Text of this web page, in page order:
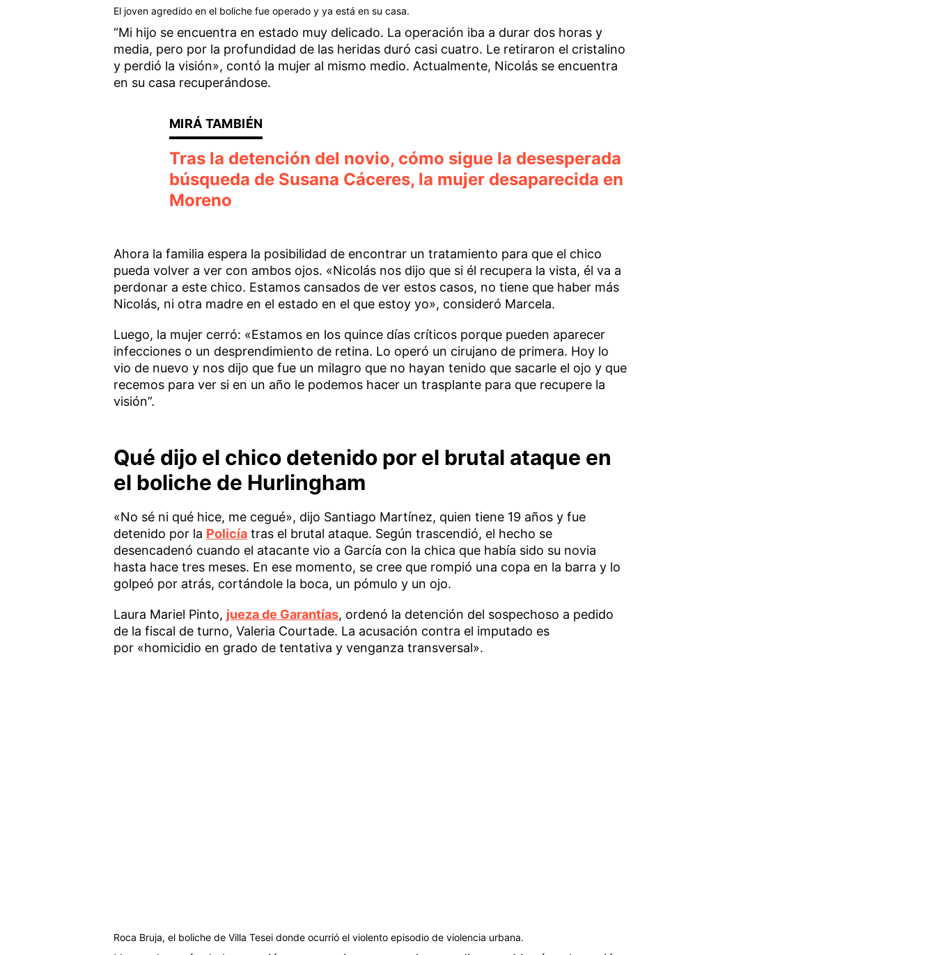
El joven agredido en el boliche fue operado y ya está en su casa.
“Mi hijo se encuentra en estado muy delicado. La operación iba a durar dos horas y
media, pero por la profundidad de las heridas duró casi cuatro. Le retiraron el cristalino
y perdió la visión», contó la mujer al mismo medio. Actualmente, Nicolás se encuentra
en su casa recuperándose.
Tras la detención del novio, cómo sigue la desesperada
búsqueda de Susana Cáceres, la mujer desaparecida en
Moreno
Ahora la familia espera la posibilidad de encontrar un tratamiento para que el chico
pueda volver a ver con ambos ojos. «Nicolás nos dijo que si él recupera la vista, él va a
perdonar a este chico. Estamos cansados de ver estos casos, no tiene que haber más
Nicolás, ni otra madre en el estado en el que estoy yo», consideró Marcela.
Luego, la mujer cerró: «Estamos en los quince días críticos porque pueden aparecer
infecciones o un desprendimiento de retina. Lo operó un cirujano de primera. Hoy lo
vio de nuevo y nos dijo que fue un milagro que no hayan tenido que sacarle el ojo y que
recemos para ver si en un año le podemos hacer un trasplante para que recupere la
visión”.
Qué dijo el chico detenido por el brutal ataque en
el boliche de Hurlingham
«No sé ni qué hice, me cegué», dijo Santiago Martínez, quien tiene 19 años y fue
detenido por la Policíatras el brutal ataque. Según trascendió, el hecho se
desencadenó cuando el atacante vio a García con la chica que había sido su novia
hasta hace tres meses. En ese momento, se cree que rompió una copa en la barra y lo
golpeó por atrás, cortándole la boca, un pómulo y un ojo.
Laura Mariel Pinto, jueza de Garantías, ordenó la detención del sospechoso a pedido
de la fiscal de turno, Valeria Courtade. La acusación contra el imputado es
por «homicidio en grado de tentativa y venganza transversal».
Roca Bruja, el boliche de Villa Tesei donde ocurrió el violento episodio de violencia urbana.